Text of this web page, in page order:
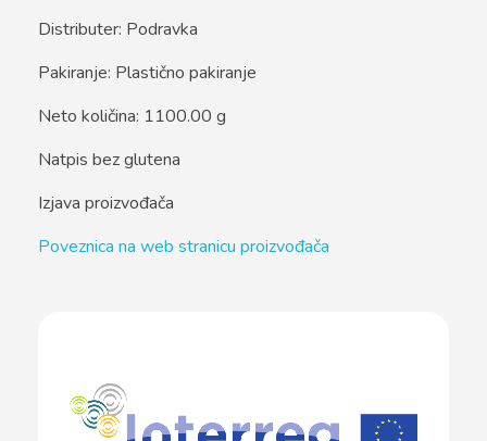
Distributer: Podravka
Pakiranje: Plastično pakiranje
Neto količina: 1100.00 g
Natpis bez glutena
Izjava proizvođača
Poveznica na web stranicu proizvođača